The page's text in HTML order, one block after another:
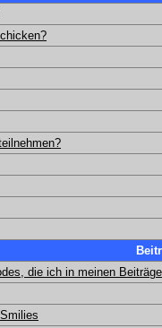
die ich in meinen